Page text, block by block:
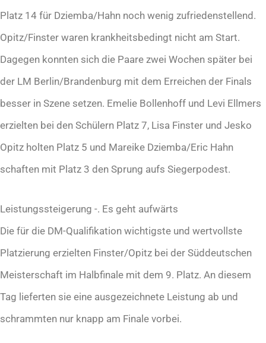
Platz 14 für Dziemba/Hahn noch wenig zufriedenstellend.
Opitz/Finster waren krankheitsbedingt nicht am Start.
Dagegen konnten sich die Paare zwei Wochen später bei
der LM Berlin/Brandenburg mit dem Erreichen der Finals
besser in Szene setzen. Emelie Bollenhoff und Levi Ellmers
erzielten bei den Schülern Platz 7, Lisa Finster und Jesko
Opitz holten Platz 5 und Mareike Dziemba/Eric Hahn
schaften mit Platz 3 den Sprung aufs Siegerpodest.
Leistungssteigerung -. Es geht aufwärts
Die für die DM-Qualifikation wichtigste und wertvollste
Platzierung erzielten Finster/Opitz bei der Süddeutschen
Meisterschaft im Halbfinale mit dem 9. Platz. An diesem
Tag lieferten sie eine ausgezeichnete Leistung ab und
schrammten nur knapp am Finale vorbei.